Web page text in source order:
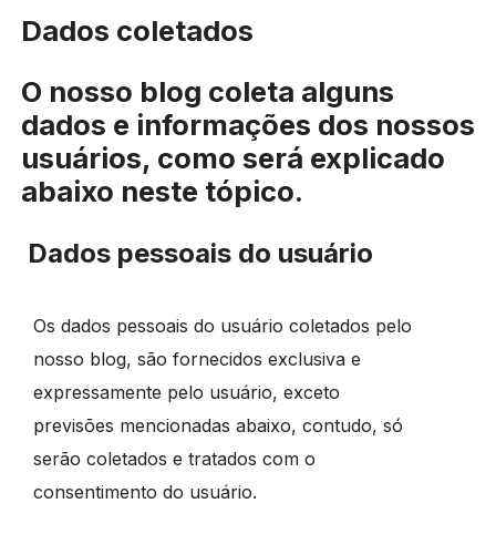
Dados coletados
O nosso blog coleta alguns
dados e informações dos nossos
usuários, como será explicado
abaixo neste tópico.
Dados pessoais do usuário
Os dados pessoais do usuário coletados pelo
nosso blog, são fornecidos exclusiva e
expressamente pelo usuário, exceto
previsões mencionadas abaixo, contudo, só
serão coletados e tratados com o
consentimento do usuário.